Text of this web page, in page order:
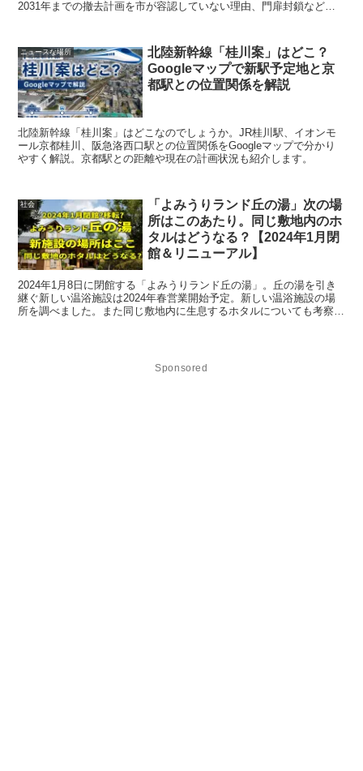
2031年までの撤去計画を市が容認していない理由、門扉封鎖など現
ニュースな場所
北陸新幹線「桂川案」はどこ？
Googleマップで新駅予定地と京
都駅との位置関係を解説
北陸新幹線「桂川案」はどこなのでしょうか。JR桂川駅、イオンモ
ール京都桂川、阪急洛西口駅との位置関係をGoogleマップで分かり
やすく解説。京都駅との距離や現在の計画状況も紹介します。
社会
「よみうりランド丘の湯」次の場
所はこのあたり。同じ敷地内のホ
タルはどうなる？【2024年1月閉
館＆リニューアル】
2024年1月8日に閉館する「よみうりランド丘の湯」。丘の湯を引き
継ぐ新しい温浴施設は2024年春営業開始予定。新しい温浴施設の場
所を調べました。また同じ敷地内に生息するホタルについても考察し